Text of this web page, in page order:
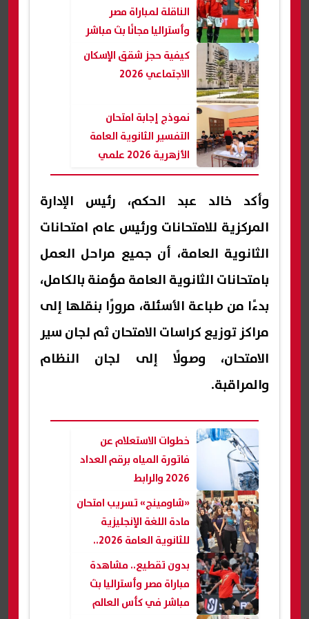
الناقلة لمباراة مصر
وأستراليا مجانًا بث مباشر
كيفية حجز شقق الإسكان
الاجتماعي 2026
نموذج إجابة امتحان
التفسير الثانوية العامة
الأزهرية 2026 علمي
وأكد خالد عبد الحكم، رئيس الإدارة
المركزية للامتحانات ورئيس عام امتحانات
الثانوية العامة، أن جميع مراحل العمل
بامتحانات الثانوية العامة مؤمنة بالكامل،
بدءًا من طباعة الأسئلة، مرورًا بنقلها إلى
مراكز توزيع كراسات الامتحان ثم لجان سير
الامتحان، وصولًا إلى لجان النظام
والمراقبة.
خطوات الاستعلام عن
فاتورة المياه برقم العداد
2026 والرابط
«شاومينج» تسريب امتحان
مادة اللغة الإنجليزية
للثانوية العامة 2026..
والتعليم ترد
بدون تقطيع.. مشاهدة
مباراة مصر وأستراليا بث
مباشر في كأس العالم